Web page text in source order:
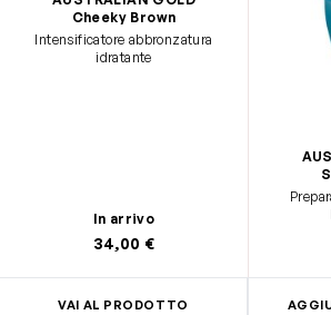
Cheeky Brown
Intensificatore abbronzatura
idratante
In arrivo
34,00 €
VAI AL PRODOTTO